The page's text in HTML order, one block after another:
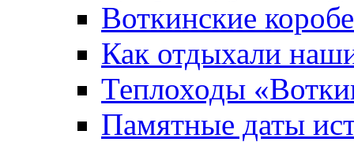
Воткинские
Как отдыхали
Теплоходы
Памятные даты